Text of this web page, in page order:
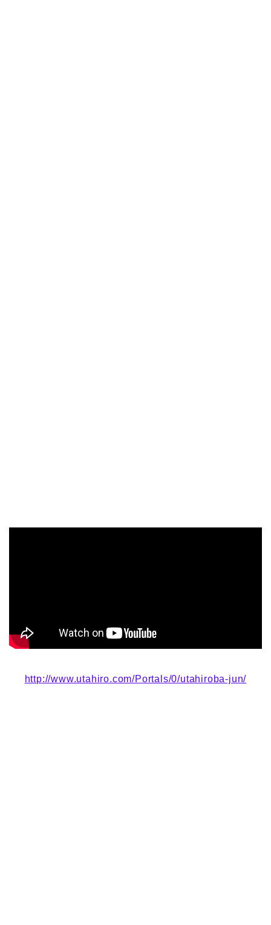
http://www.utahiro.com/Portals/0/utahiroba-jun/